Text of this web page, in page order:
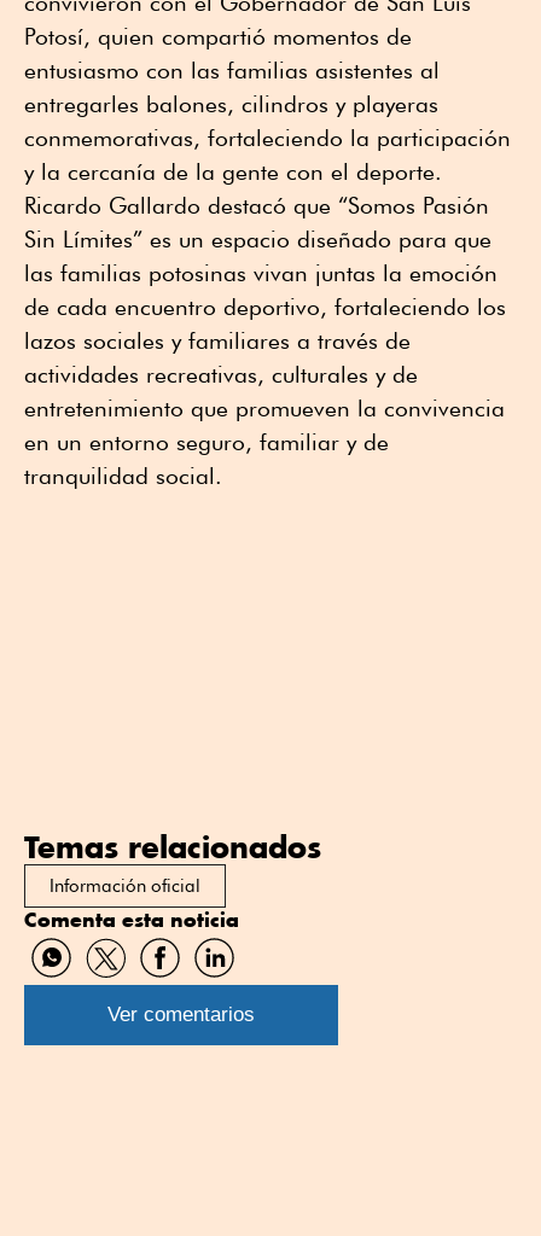
Potosí, quien compartió momentos de
entusiasmo con las familias asistentes al
entregarles balones, cilindros y playeras
conmemorativas, fortaleciendo la participación
y la cercanía de la gente con el deporte.
Ricardo Gallardo destacó que “Somos Pasión
Sin Límites” es un espacio diseñado para que
las familias potosinas vivan juntas la emoción
de cada encuentro deportivo, fortaleciendo los
lazos sociales y familiares a través de
actividades recreativas, culturales y de
entretenimiento que promueven la convivencia
en un entorno seguro, familiar y de
tranquilidad social.
Temas relacionados
Información oficial
Comenta esta noticia
Compartir
por
WhatsApp
Compartir
por
Twitter
Compartir
por
Facebook
Compartir
por
Linkedin
Ver comentarios